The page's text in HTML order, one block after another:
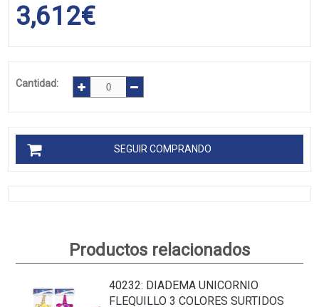
3,612€
Cantidad:
SEGUIR COMPRANDO
Productos relacionados
40232: DIADEMA UNICORNIO
FLEQUILLO 3 COLORES SURTIDOS